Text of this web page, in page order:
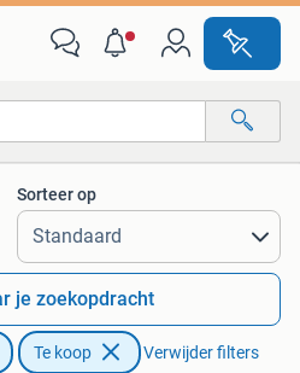
Sorteer op
je zoekopdracht
Te koop Verwijder filters